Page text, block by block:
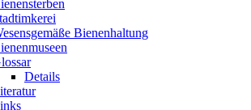
Bienenhaltung
Details